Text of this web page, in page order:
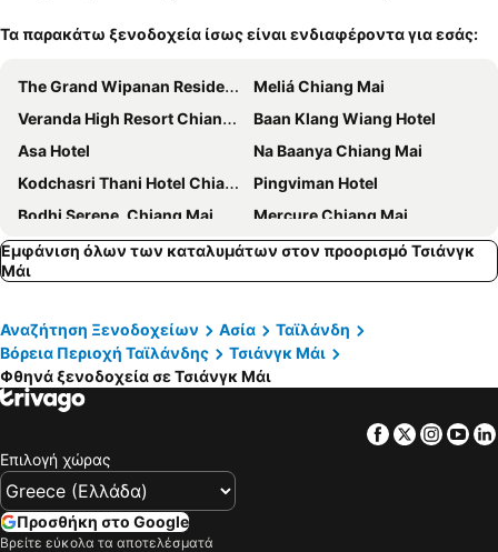
Τα παρακάτω ξενοδοχεία ίσως είναι ενδιαφέροντα για εσάς:
The Grand Wipanan Residence
Meliá Chiang Mai
Veranda High Resort Chiang Mai - MGallery
Baan Klang Wiang Hotel
Asa Hotel
Na Baanya Chiang Mai
Kodchasri Thani Hotel Chiangmai
Pingviman Hotel
Bodhi Serene, Chiang Mai
Mercure Chiang Mai
The Experience Walking Street Chiang Mai
K Maison Lanna Boutique Hotel
Zzhouse
B Arch House
Smile Lanna Hotel
Dusit Princess Chiang Mai
BED Phrasingh-Adults Only
Hotel M Chiang Mai
U Nimman Chiang Mai
Anodard Hotel Chiang Mai
Sleep Mai Lifestyle Hotel Thapae
The Chiang Mai Riverside
Hyde Park Chiangmai
Εμφάνιση όλων των καταλυμάτων στον προορισμό Τσιάνγκ
Μάι
Αναζήτηση Ξενοδοχείων Ασία
Ταϊλάνδη
Βόρεια Περιοχή Ταϊλάνδης
Τσιάνγκ Μάι
Φθηνά ξενοδοχεία σε Τσιάνγκ Μάι
Facebook
Twitter
Επιλογή χώρας
Προσθήκη στο Google
Βρείτε εύκολα τα αποτελέσματά